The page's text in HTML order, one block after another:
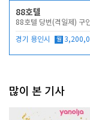
88호텔
88호텔 당번(격일제) 구
경기 용인시 월
많이 본 기사